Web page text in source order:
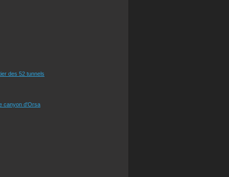
des 52 tunnels
canyon d'Orsa